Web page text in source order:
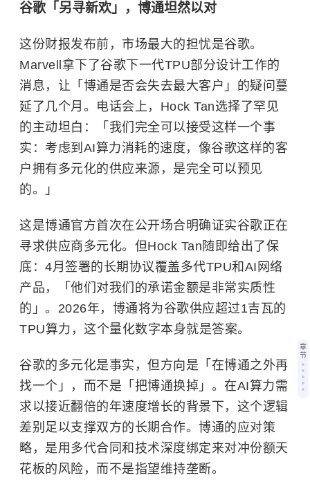
谷歌「另寻新欢」，博通坦然以对
这份财报发布前，市场最大的担忧是谷歌。
Marvell拿下了谷歌下一代TPU部分设计工作的
消息，让「博通是否会失去最大客户」的疑问蔓
延了几个月。 电话会上，Hock Tan选择了罕见
的主动坦白：「我们完全可以接受这样一个事
实：考虑到AI算力消耗的速度，像谷歌这样的客
户拥有多元化的供应来源，是完全可以预见
的。」
这是博通官方首次在公开场合明确证实谷歌正在
寻求供应商多元化。但Hock Tan随即给出了保
底：4月签署的长期协议覆盖多代TPU和AI网络
产品，「他们对我们的承诺金额是非常实质性
的」。2026年，博通将为谷歌供应超过1吉瓦的
TPU算力，这个量化数字本身就是答案。
谷歌的多元化是事实，但方向是「在博通之外再
找一个」，而不是「把博通换掉」。在AI算力需
求以接近翻倍的年速度增长的背景下，这个逻辑
差别足以支撑双方的长期合作。博通的应对策
略，是用多代合同和技术深度绑定来对冲份额天
花板的风险，而不是指望维持垄断。
章
节